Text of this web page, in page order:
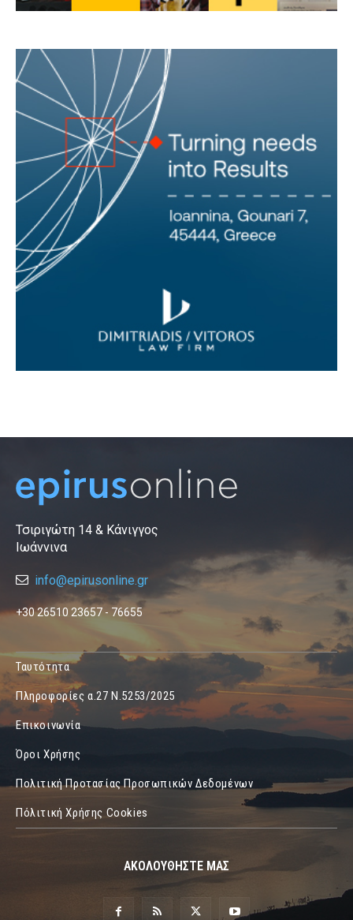
Τσιριγώτη 14 & Κάνιγγος
Ιωάννινα
info@epirusonline.gr
+30 26510 23657 - 76655
Ταυτότητα
Πληροφορίες α.27 Ν.5253/2025
Επικοινωνία
Όροι Χρήσης
Πολιτική Προτασίας Προσωπικών Δεδομένων
Πόλιτική Χρήσης Cookies
ΑΚΟΛΟΥΘΗΣΤΕ ΜΑΣ